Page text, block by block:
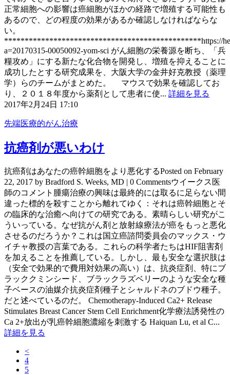
正常細胞への影響は癌細胞がほかの経路で増殖する可能性も
あるので、どの程度の効果があるか確認しなければならな
い。
************************************************https://
a=20170315-00050092-yom-sci がん細胞の栄養源を断ち、「兵
糧攻め」にする新たな化合物を開発し、増殖を抑えることに
成功したとする研究成果を、大阪大学の金井好克教授（薬理
学）らのチームがまとめた。 マウスで効果を確認してお
り、２０１８年度から薬剤として患者に使... 詳細を見る
2017年2月24日 17:10
先端医療的がん治療
抗癌剤が悪いわけ
抗癌剤はあなたの癌幹細胞をより悪化するPosted on February
22, 2017 by Bradford S. Weeks, MD | 0 Commentsウイークス医
師のコメント腫瘍治療の興味は最終的には取るに足らない間
違った標的を殺すことから離れてゆく：それは癌幹細胞とそ
の臨床的な治癒へ向けての研究である。素晴らしい研究がこ
ういっている。なぜ抗がん剤と放射線療法が癌をもっと悪化
させるのだろうか？これは国立癌諮問委員会のマックス・ウ
イチャ教授の言葉である。これらの科学者たちはHIF阻害剤
を加えることを推薦している。しかし、最も安全な選択肢は
（安全で効果的で費用対効果の高い）は、抗炎症剤、特にブ
ラッククミンシード、ブラックラズベリーのような安全な種
子ベースの油媒介抗炎症剤種子とシャルドネのブドウ種子。
だと述べているのだ。 Chemotherapy-Induced Ca2+ Release
Stimulates Breast Cancer Stem Cell Enrichment化学療法誘発性の
Ca 2+放出が乳癌幹細胞濃縮を刺激する Haiquan Lu, et al C...
詳細を見る
<
4
5